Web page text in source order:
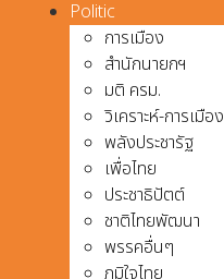
Politic
การเมือง
สำนักนายกฯ
มติ ครม.
วิเคราะห์-การเมือง
พลังประชารัฐ
เพื่อไทย
ประชาธิปัตต์
ชาติไทยพัฒนา
พรรคอื่นๆ
ภูมิใจไทย